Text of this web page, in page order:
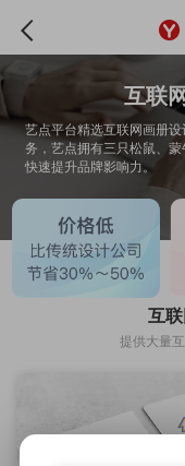
互联
艺点平台精选互联网画册
务，艺点拥有三只松鼠、
快速提升品牌影响力。
互
提供大量